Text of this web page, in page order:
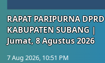
RAPAT PARIPURNA DPRD
KABUPATEN SUBANG |
Jumat, 8 Agustus 2026
7 Aug 2026, 10:51 PM